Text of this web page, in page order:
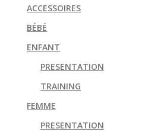
ACCESSOIRES
BÉBÉ
ENFANT
PRESENTATION
TRAINING
FEMME
PRESENTATION